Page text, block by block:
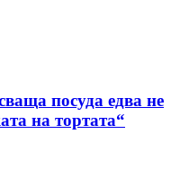
посуда едва не
на тортата“